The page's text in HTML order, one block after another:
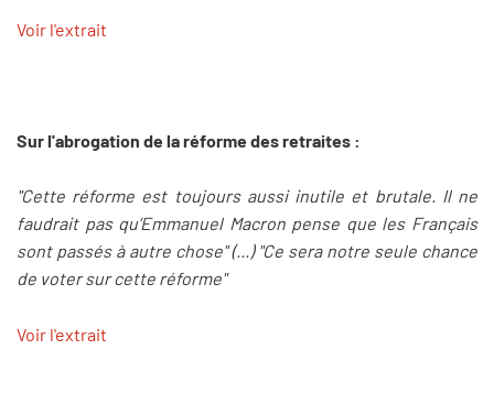
Voir l'extrait
Sur l'abrogation de la réforme des retraites :
"Cette réforme est toujours aussi inutile et brutale. Il ne
faudrait pas qu’Emmanuel Macron pense que les Français
sont passés à autre chose" (...) "Ce sera notre seule chance
de voter sur cette réforme"
Voir l'extrait